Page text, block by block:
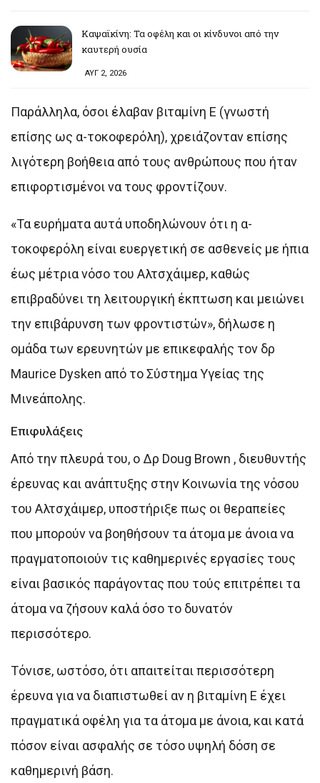
Καψαϊκίνη: Τα οφέλη και οι κίνδυνοι από την
καυτερή ουσία
ΑΥΓ 2, 2026
Παράλληλα, όσοι έλαβαν βιταμίνη Ε (γνωστή
επίσης ως α-τοκοφερόλη), χρειάζονταν επίσης
λιγότερη βοήθεια από τους ανθρώπους που ήταν
επιφορτισμένοι να τους φροντίζουν.
«Τα ευρήματα αυτά υποδηλώνουν ότι η α-
τοκοφερόλη είναι ευεργετική σε ασθενείς με ήπια
έως μέτρια νόσο του Αλτσχάιμερ, καθώς
επιβραδύνει τη λειτουργική έκπτωση και μειώνει
την επιβάρυνση των φροντιστών», δήλωσε η
ομάδα των ερευνητών με επικεφαλής τον δρ
Maurice Dysken από το Σύστημα Υγείας της
Μινεάπολης.
Επιφυλάξεις
Από την πλευρά του, ο Δρ Doug Brown , διευθυντής
έρευνας και ανάπτυξης στην Κοινωνία της νόσου
του Aλτσχάιμερ, υποστήριξε πως οι θεραπείες
που μπορούν να βοηθήσουν τα άτομα με άνοια να
πραγματοποιούν τις καθημερινές εργασίες τους
είναι βασικός παράγοντας που τούς επιτρέπει τα
άτομα να ζήσουν καλά όσο το δυνατόν
περισσότερο.
Τόνισε, ωστόσο, ότι απαιτείται περισσότερη
έρευνα για να διαπιστωθεί αν η βιταμίνη Ε έχει
πραγματικά οφέλη για τα άτομα με άνοια, και κατά
πόσον είναι ασφαλής σε τόσο υψηλή δόση σε
καθημερινή βάση.